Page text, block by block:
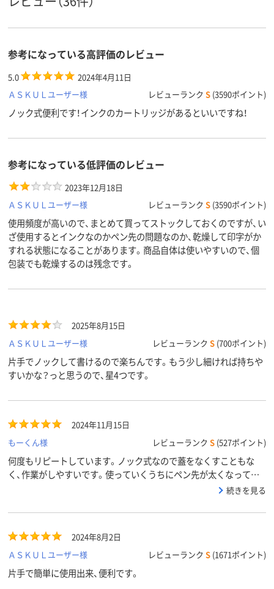
形状 シングル
アスクル
スコア
20
参考になっている高評価のレビュー
5.0
2024年4月11日
ＡＳＫＵＬユーザー様
レビューランク S (3590ポイント)
ノック式便利です！インクのカートリッジがあるといいですね！
参考になっている低評価のレビュー
2023年12月18日
ＡＳＫＵＬユーザー様
レビューランク S (3590ポイント)
使用頻度が高いので、まとめて買ってストックしておくのですが、い
ざ使用するとインクなのかペン先の問題なのか、乾燥して印字がか
すれる状態になることがあります。商品自体は使いやすいので、個
包装でも乾燥するのは残念です。
2025年8月15日
ＡＳＫＵＬユーザー様
レビューランク S (700ポイント)
片手でノックして書けるので楽ちんです。もう少し細ければ持ちや
すいかな？っと思うので、星4つです。
2024年11月15日
もーくん様
レビューランク S (527ポイント)
何度もリピートしています。ノック式なので蓋をなくすこともな
く、作業がしやすいです。使っていくうちにペン先が太くなってき
続きを見る
2024年8月2日
ＡＳＫＵＬユーザー様
レビューランク S (1671ポイント)
片手で簡単に使用出来、便利です。